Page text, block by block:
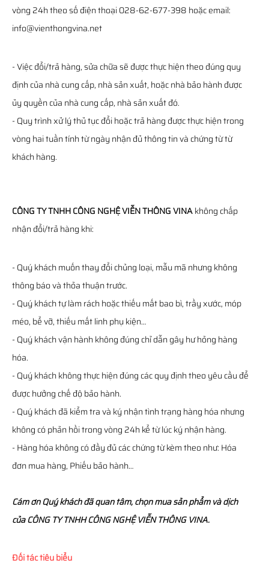
vòng 24h theo số điện thoại 028-62-677-398 hoặc email:
info@vienthongvina.net
- Việc đổi/trả hàng, sửa chữa sẽ được thực hiện theo đúng quy
định của nhà cung cấp, nhà sản xuất, hoặc nhà bảo hành được
ủy quyền của nhà cung cấp, nhà sản xuất đó.
- Quy trình xử lý thủ tục đổi hoặc trả hàng được thực hiện trong
vòng hai tuần tính từ ngày nhận đủ thông tin và chứng từ từ
khách hàng.
CÔNG TY TNHH CÔNG NGHỆ VIỄN THÔNG VINAkhông chấp
nhận đổi/trả hàng khi:
- Quý khách muốn thay đổi chủng loại, mẫu mã nhưng không
thông báo và thỏa thuận trước.
- Quý khách tự làm rách hoặc thiếu mất bao bì, trầy xước, móp
méo, bể vỡ, thiếu mất linh phụ kiện…
- Quý khách vận hành không đúng chỉ dẫn gây hư hỏng hàng
hóa.
- Quý khách không thực hiện đúng các quy định theo yêu cầu để
được hưởng chế độ bảo hành.
- Quý khách đã kiểm tra và ký nhận tình trạng hàng hóa nhưng
không có phản hồi trong vòng 24h kể từ lúc ký nhận hàng.
- Hàng hóa không có đầy đủ các chứng từ kèm theo như: Hóa
đơn mua hàng, Phiếu bảo hành…
Cám ơn Quý khách đã quan tâm, chọn mua sản phẩm và dịch
của CÔNG TY TNHH CÔNG NGHỆ VIỄN THÔNG VINA.
Đối tác tiêu biểu